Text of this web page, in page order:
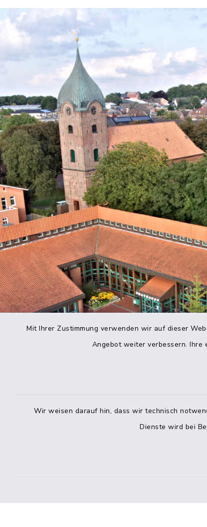
Mit Ihrer Zustimmung verwenden wir auf dieser
Angebot weiter verbessern. Ihre
Wir weisen darauf hin, dass wir technisch
Dienste wird bei